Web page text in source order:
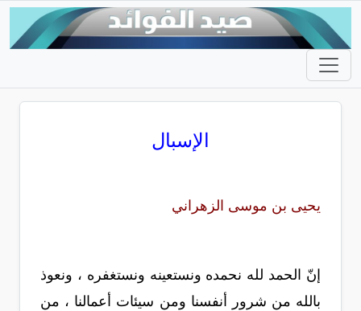
الإسبال
يحيى بن موسى الزهراني
إنّ الحمد لله نحمده ونستعينه ونستغفره ، ونعوذ
بالله من شرور أنفسنا ومن سيئات أعمالنا ، من